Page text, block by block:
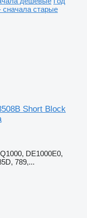
сначала старые
Short Block
DE1000E0,
789,...